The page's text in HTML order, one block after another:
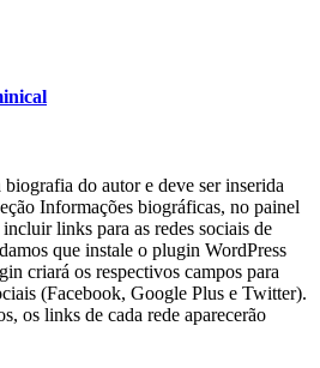
biografia do autor e deve ser inserida
Informações biográficas, no painel
links para as redes sociais de
que instale o plugin WordPress
criará os respectivos campos para
(Facebook, Google Plus e Twitter).
os links de cada rede aparecerão